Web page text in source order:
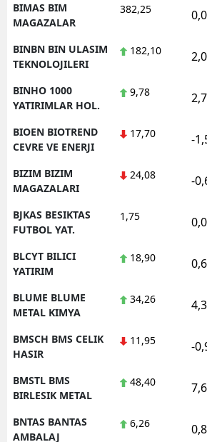
BIMAS BIM
MAGAZALAR
382,25
BINBN BIN ULASIM
TEKNOLOJILERI
182,10
BINHO 1000
YATIRIMLAR HOL.
9,78
BIOEN BIOTREND
CEVRE VE ENERJI
17,70 -
BIZIM BIZIM
MAGAZALARI
24,08 -
BJKAS BESIKTAS
FUTBOL YAT.
1,75
BLCYT BILICI
YATIRIM
18,90
BLUME BLUME
METAL KIMYA
34,26
BMSCH BMS CELIK
HASIR
11,95 -
BMSTL BMS
BIRLESIK METAL
48,40
BNTAS BANTAS
AMBALAJ
6,26